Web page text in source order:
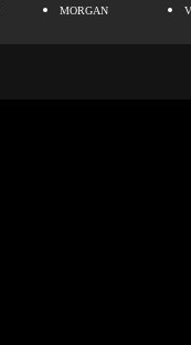
MORGAN